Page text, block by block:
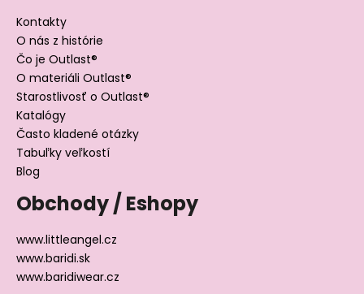
Kontakty
O nás z histórie
Čo je Outlast®
O materiáli Outlast®
Starostlivosť o Outlast®
Katalógy
Často kladené otázky
Tabuľky veľkostí
Blog
Obchody / Eshopy
www.littleangel.cz
www.baridi.sk
www.baridiwear.cz